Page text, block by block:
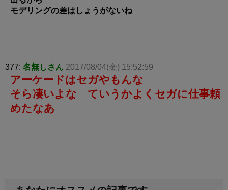
モデリングの差はしょうがないね
377: 名無しさん 2017/08/04(金) 15:52:59
アーケードはセガやもんな
そら凄いよな ていうかよくセガに仕事頼
めたなあ